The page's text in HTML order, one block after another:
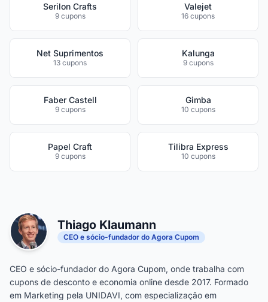
Serilon Crafts
9 cupons
Valejet
16 cupons
Net Suprimentos
13 cupons
Kalunga
9 cupons
Faber Castell
9 cupons
Gimba
10 cupons
Papel Craft
9 cupons
Tilibra Express
10 cupons
Thiago Klaumann
CEO e sócio-fundador do Agora Cupom
CEO e sócio-fundador do Agora Cupom, onde trabalha com
cupons de desconto e economia online desde 2017. Formado
em Marketing pela UNIDAVI, com especialização em